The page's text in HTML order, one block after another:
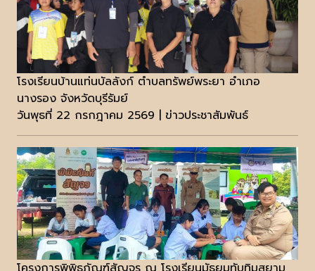
โรงเรียนบ้านแท่นบัลลังก์ ตำบลทรัพย์พระยา อำเภอ
นางรอง จังหวัดบุรีรัมย์
วันพุธที่ 22 กรกฎาคม 2569 | ข่าวประชาสัมพันธ์